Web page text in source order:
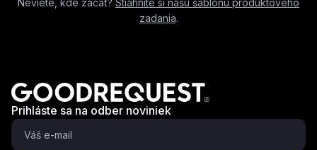
Neviete, kde začať? Stiahnite si našu šablónu produktového
zadania.
Prihláste sa na odber noviniek